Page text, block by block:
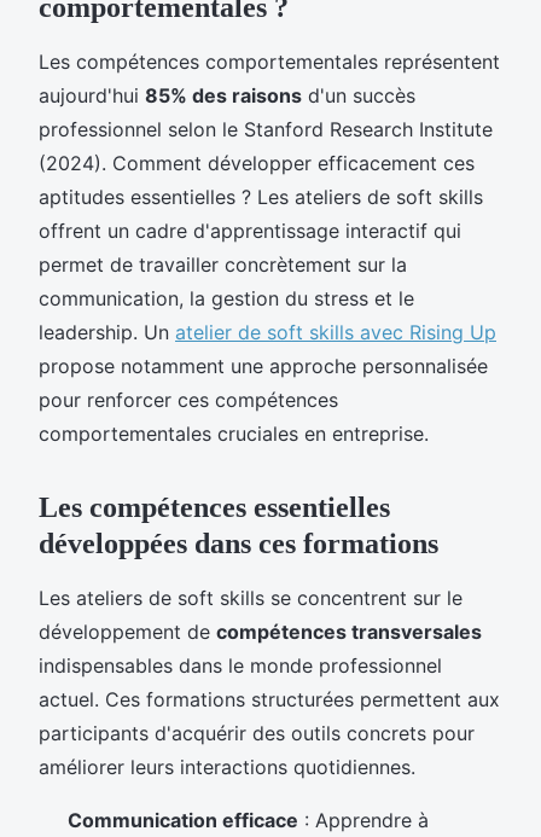
comportementales ?
Les compétences comportementales représentent
aujourd'hui 85% des raisons d'un succès
professionnel selon le Stanford Research Institute
(2024). Comment développer efficacement ces
aptitudes essentielles ? Les ateliers de soft skills
offrent un cadre d'apprentissage interactif qui
permet de travailler concrètement sur la
communication, la gestion du stress et le
leadership. Un atelier de soft skills avec Rising Up
propose notamment une approche personnalisée
pour renforcer ces compétences
comportementales cruciales en entreprise.
Les compétences essentielles
développées dans ces formations
Les ateliers de soft skills se concentrent sur le
développement de compétences transversales
indispensables dans le monde professionnel
actuel. Ces formations structurées permettent aux
participants d'acquérir des outils concrets pour
améliorer leurs interactions quotidiennes.
Communication efficace : Apprendre à